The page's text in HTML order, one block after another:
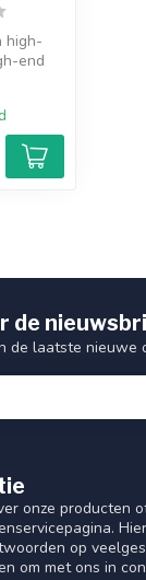
high-
end
onze producten
op
om met ons in
de
de laatste nieuwe